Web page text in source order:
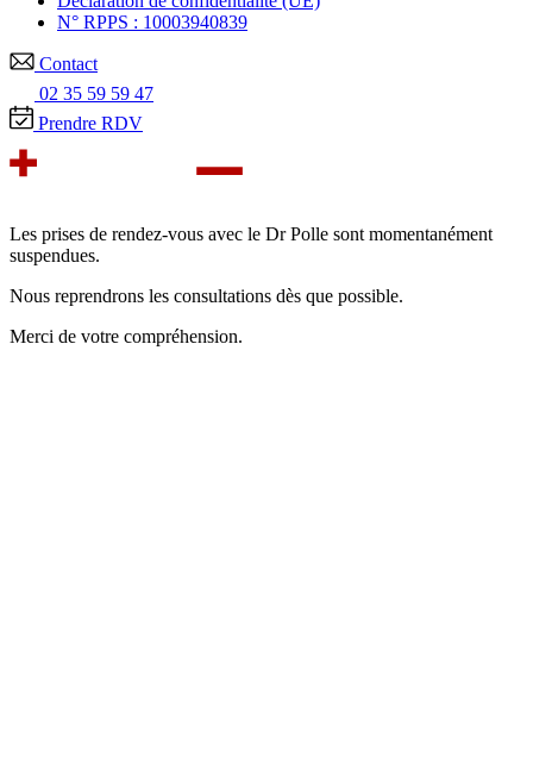
N° RPPS : 10003940839
Contact
02 35 59 59 47
Prendre RDV
Les prises de rendez-vous avec le Dr Polle sont momentanément
suspendues.
Nous reprendrons les consultations dès que possible.
Merci de votre compréhension.